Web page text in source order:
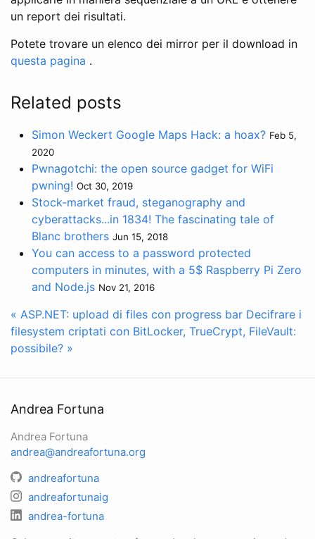
un report dei risultati.
Potete trovare un elenco dei mirror per il download in
questa pagina .
Related posts
Simon Weckert Google Maps Hack: a hoax? Feb 5,
2020
Pwnagotchi: the open source gadget for WiFi
pwning! Oct 30, 2019
Stock-market fraud, steganography and
cyberattacks...in 1834! The fascinating tale of
Blanc brothers Jun 15, 2018
You can access to a password protected
computers in minutes, with a 5$ Raspberry Pi Zero
and Node.js Nov 21, 2016
« ASP.NET: upload di files con progress bar Decifrare i
filesystem criptati con BitLocker, TrueCrypt, FileVault:
possibile? »
Andrea Fortuna
Andrea Fortuna
andrea@andreafortuna.org
andreafortuna
andreafortunaig
andrea-fortuna